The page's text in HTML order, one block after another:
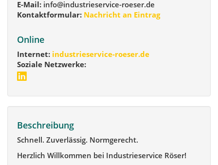
E-Mail: info@industrieservice-roeser.de
Kontaktformular: Nachricht an Eintrag
Online
Internet: industrieservice-roeser.de
Soziale Netzwerke:
Beschreibung
Schnell. Zuverlässig. Normgerecht.
Herzlich Willkommen bei Industrieservice Röser!